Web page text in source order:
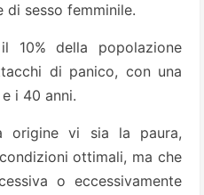
di sesso femminile.
10% della popolazione
di panico, con una
i 40 anni.
origine vi sia la paura,
ottimali, ma che
o eccessivamente